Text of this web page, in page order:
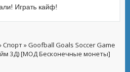
Играть кайф!
Спорт» Goofball Goals Soccer Game
3Д) [МОД Бесконечные монеты]